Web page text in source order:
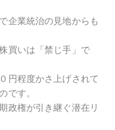
企業統治の見地からも
買いは「禁じ手」で
円程度かさ上げされて
です。
政権が引き継ぐ潜在リ